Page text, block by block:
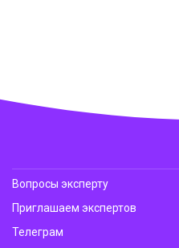
Вопросы эксперту
Приглашаем экспертов
Телеграм